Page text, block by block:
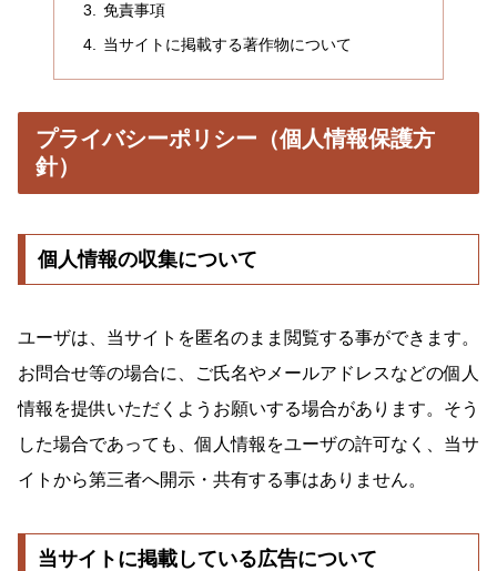
免責事項
当サイトに掲載する著作物について
プライバシーポリシー（個人情報保護方
針）
個人情報の収集について
ユーザは、当サイトを匿名のまま閲覧する事ができます。
お問合せ等の場合に、ご氏名やメールアドレスなどの個人
情報を提供いただくようお願いする場合があります。そう
した場合であっても、個人情報をユーザの許可なく、当サ
イトから第三者へ開示・共有する事はありません。
当サイトに掲載している広告について